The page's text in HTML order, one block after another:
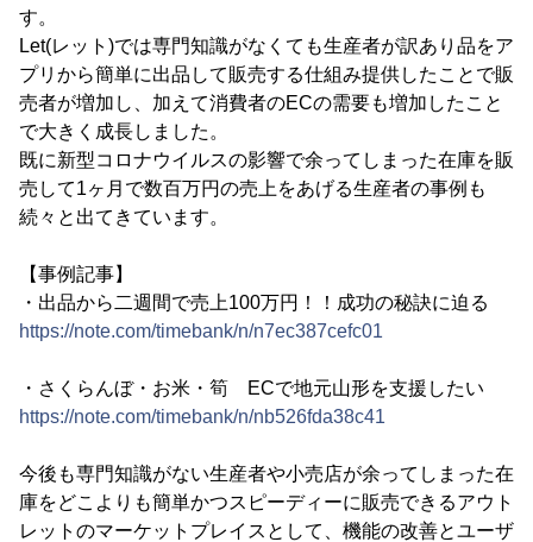
す。
Let(レット)では専門知識がなくても生産者が訳あり品をア
プリから簡単に出品して販売する仕組み提供したことで販
売者が増加し、加えて消費者のECの需要も増加したこと
で大きく成長しました。
既に新型コロナウイルスの影響で余ってしまった在庫を販
売して1ヶ月で数百万円の売上をあげる生産者の事例も
続々と出てきています。
【事例記事】
・出品から二週間で売上100万円！！成功の秘訣に迫る
https://note.com/timebank/n/n7ec387cefc01
・さくらんぼ・お米・筍 ECで地元山形を支援したい
https://note.com/timebank/n/nb526fda38c41
今後も専門知識がない生産者や小売店が余ってしまった在
庫をどこよりも簡単かつスピーディーに販売できるアウト
レットのマーケットプレイスとして、機能の改善とユーザ